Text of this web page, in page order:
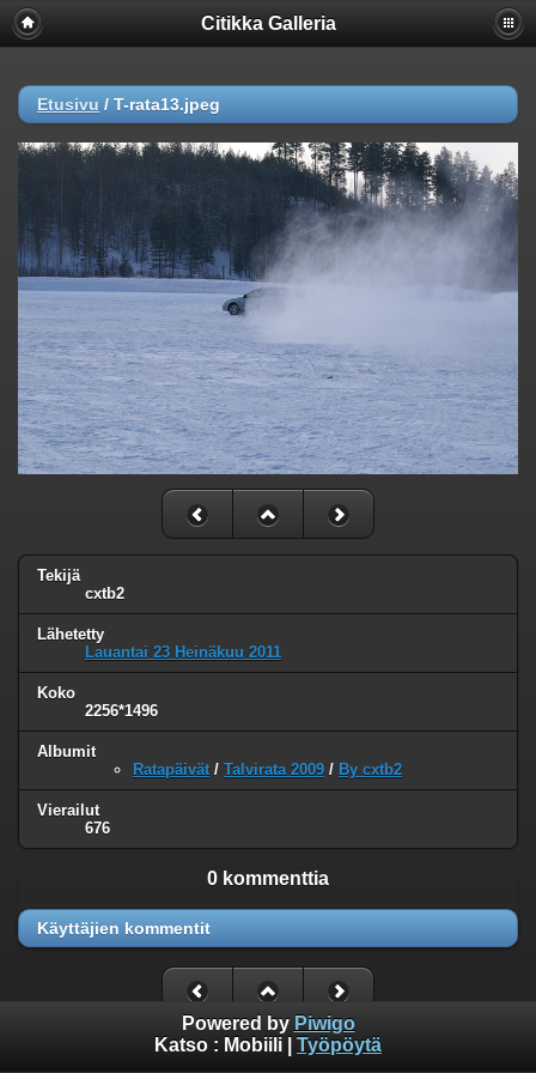
Citikka Galleria
Etusivu / T-rata13.jpeg
Tekijä
cxtb2
Lähetetty
Lauantai 23 Heinäkuu 2011
Koko
2256*1496
Albumit
Ratapäivät / Talvirata 2009 / By cxtb2
Vierailut
676
0 kommenttia
Käyttäjien kommentit
Powered by Piwigo
Katso : Mobiili Työpöytä